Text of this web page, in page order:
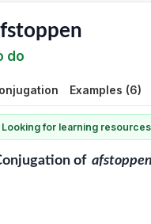
do
Examples (6)
Looking for learning
of afstoppen